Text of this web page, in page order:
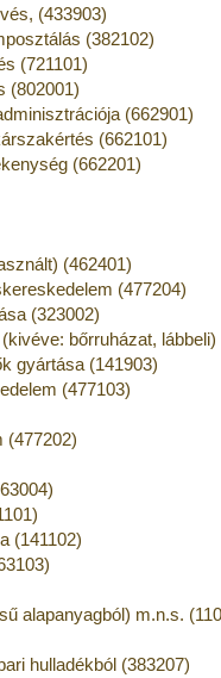
(433903)
(382102)
(721101)
(802001)
(662901)
(662101)
(662201)
(462401)
(477204)
(323002)
bőrruházat,
gyártása (141903)
(477103)
(477202)
(141102)
alapanyagból) m.n.s.
hulladékból (383207)